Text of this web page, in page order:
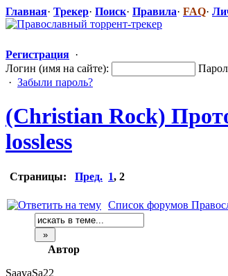
Главная· Трекер· Поиск· Правила· FAQ·
Регистрация ·
Логин (имя на сайте):
· Забыли пароль?
(Christian Rock)
lossless
Страницы: Пред. 1, 2
Список форумов
Автор
SaavaSa22